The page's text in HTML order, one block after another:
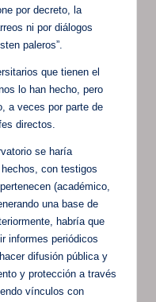
por decreto, la
ni por diálogos
paleros”.
que tienen el
lo han hecho, pero
a veces por parte de
directos.
se haría
con testigos
(académico,
una base de
habría que
informes periódicos
difusión pública y
y protección a través
vínculos con